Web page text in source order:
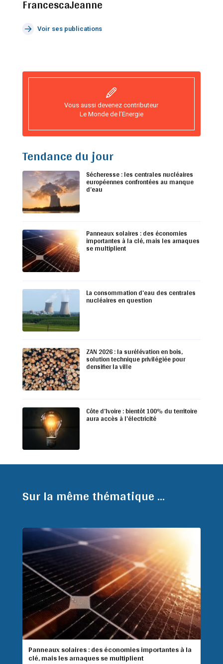
FrancescaJeanne
Voir ses publications
Vous aussi devenez contributeur
Le Monde de l’Energie
Tendance du jour
Sécheresse : les centrales nucléaires
européennes confrontées au manque
d’eau
Panneaux solaires : des économies
importantes à la clé, mais les arnaques
se multiplient
La consommation d’eau des centrales
nucléaires en question
ZAN 2026 : la surélévation en bois,
solution technique privilégiée pour
densifier la ville
Côte d’Ivoire : bientôt 100% du territoire
aura accès à l’électricité
Sur la même thématique ...
Panneaux solaires : des économies importantes à la
clé, mais les arnaques se multiplient